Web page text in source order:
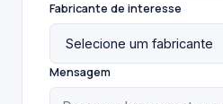
Fabricante de interesse
Mensagem